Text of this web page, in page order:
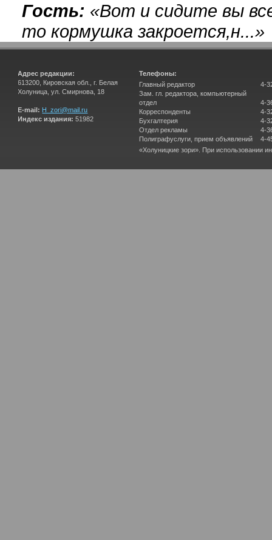
Гость: «Вот и сидите вы
то кормушка закроется,н...»
Адрес редакции:
613200, Кировская обл., г. Белая
Холуница, ул. Смирнова, 18
E-mail: H_zori@mail.ru
Индекс издания: 51982
Телефоны:
Главный редактор
Зам. гл. редактора, компьютерный
отдел
Корреспонденты
Бухгалтерия
Отдел рекламы
Полиграфуслуги, прием объявлений
4-
4-
4-
4-
4-
4-
«Холуницкие зори». При использовании